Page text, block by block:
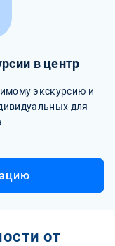
в центр
экскурсию и
для
от